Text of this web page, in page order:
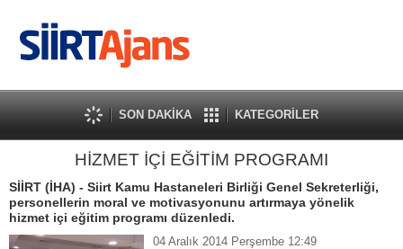
SON DAKİKA KATEGORİLER
HİZMET İÇİ EĞİTİM PROGRAMI
SİİRT (İHA) - Siirt Kamu Hastaneleri Birliği Genel Sekreterliği,
personellerin moral ve motivasyonunu artırmaya yönelik
hizmet içi eğitim programı düzenledi.
04 Aralık 2014 Perşembe 12:49